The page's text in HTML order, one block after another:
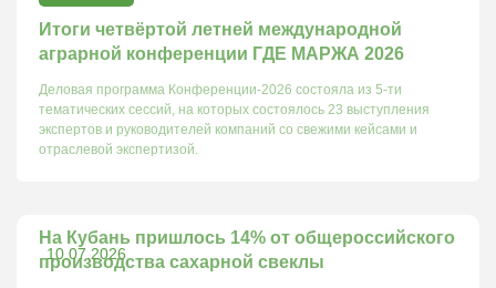
Итоги четвёртой летней международной
аграрной конференции ГДЕ МАРЖА 2026
Деловая программа Конференции-2026 состояла из 5-ти
тематических сессий, на которых состоялось 23 выступления
экспертов и руководителей компаний со свежими кейсами и
отраслевой экспертизой.
10.07.2026
На Кубань пришлось 14% от общероссийского
производства сахарной свеклы